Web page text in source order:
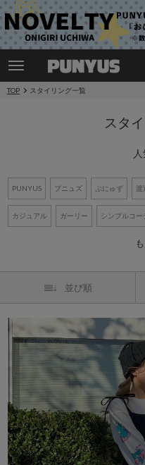
TOP スタイリング一覧
スタ
PUNYUS プニュズ ぷにゅず 渡
カジュアル ガーリー シンプルコー
再
ビッグシルエット Tシャツ デニム
並び順